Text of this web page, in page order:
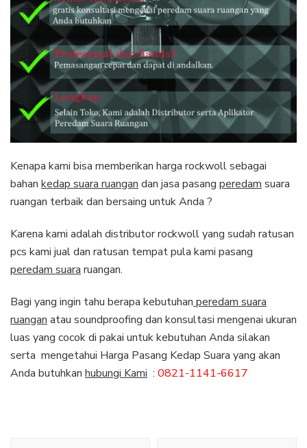
Kenapa kami bisa memberikan harga rockwoll sebagai
bahan kedap suara ruangan dan jasa pasang peredam suara
ruangan terbaik dan bersaing untuk Anda ?
Karena kami adalah distributor rockwoll yang sudah ratusan
pcs kami jual dan ratusan tempat pula kami pasang
peredam suara ruangan.
Bagi yang ingin tahu berapa kebutuhan peredam suara
ruangan atau soundproofing dan konsultasi mengenai ukuran
luas yang cocok di pakai untuk kebutuhan Anda silakan
serta mengetahui Harga Pasang Kedap Suara yang akan
Anda butuhkan hubungi Kami : 0821-1141-6617